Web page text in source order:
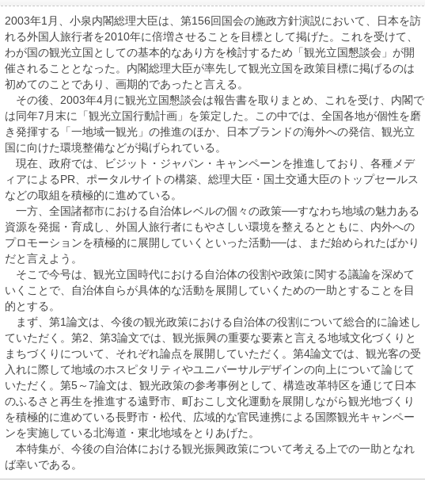
2003年1月、小泉内閣総理大臣は、第156回国会の施政方針演説において、日本を訪
れる外国人旅行者を2010年に倍増させることを目標として掲げた。これを受けて、
わが国の観光立国としての基本的なあり方を検討するため「観光立国懇談会」が開
催されることとなった。内閣総理大臣が率先して観光立国を政策目標に掲げるのは
初めてのことであり、画期的であったと言える。
その後、2003年4月に観光立国懇談会は報告書を取りまとめ、これを受け、内閣で
は同年7月末に「観光立国行動計画」を策定した。この中では、全国各地が個性を磨
き発揮する「一地域一観光」の推進のほか、日本ブランドの海外への発信、観光立
国に向けた環境整備などが掲げられている。
現在、政府では、ビジット・ジャパン・キャンペーンを推進しており、各種メデ
ィアによるPR、ポータルサイトの構築、総理大臣・国土交通大臣のトップセールス
などの取組を積極的に進めている。
一方、全国諸都市における自治体レベルの個々の政策──すなわち地域の魅力ある
資源を発掘・育成し、外国人旅行者にもやさしい環境を整えるとともに、内外への
プロモーションを積極的に展開していくといった活動──は、まだ始められたばかり
だと言えよう。
そこで今号は、観光立国時代における自治体の役割や政策に関する議論を深めて
いくことで、自治体自らが具体的な活動を展開していくための一助とすることを目
的とする。
まず、第1論文は、今後の観光政策における自治体の役割について総合的に論述し
ていただく。第2、第3論文では、観光振興の重要な要素と言える地域文化づくりと
まちづくりについて、それぞれ論点を展開していただく。第4論文では、観光客の受
入れに際して地域のホスピタリティやユニバーサルデザインの向上について論じて
いただく。第5～7論文は、観光政策の参考事例として、構造改革特区を通じて日本
のふるさと再生を推進する遠野市、町おこし文化運動を展開しながら観光地づくり
を積極的に進めている長野市・松代、広域的な官民連携による国際観光キャンペー
ンを実施している北海道・東北地域をとりあげた。
本特集が、今後の自治体における観光振興政策について考える上での一助となれ
ば幸いである。